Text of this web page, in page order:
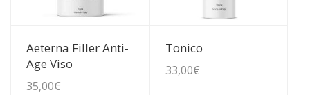
Guarda Dettagli
Aeterna Filler Anti-
Age Viso
35,00€
Guarda Dettagli
Tonico
33,00€